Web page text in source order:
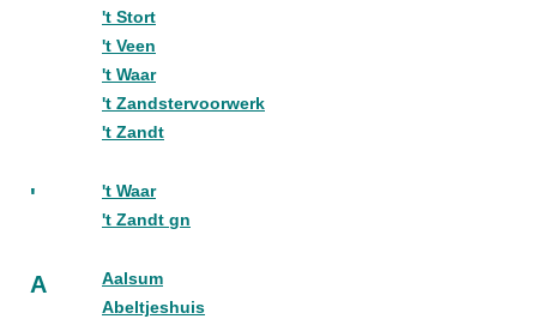
't Stort
't Veen
't Waar
't Zandstervoorwerk
't Zandt
'
't Waar
't Zandt gn
A
Aalsum
Abeltjeshuis